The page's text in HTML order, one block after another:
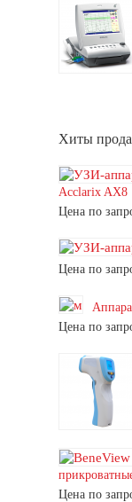
Хиты
Acclarix AX8
Цена по
Цена по
Цена по
Цена по